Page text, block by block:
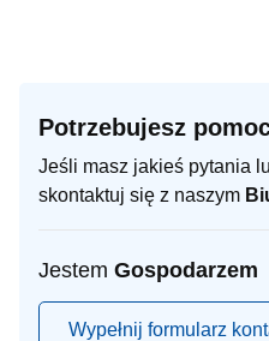
Potrzebujesz
Jeśli masz jakieś pytania
skontaktuj się z naszym
Jestem Gospodarzem
Wypełnij formularz